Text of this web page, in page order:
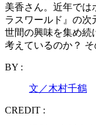
美香さん。近年では
ラスワールド』の次
世間の興味を集め続
考えているのか？ そ
BY :
文／木村千鶴
CREDIT :